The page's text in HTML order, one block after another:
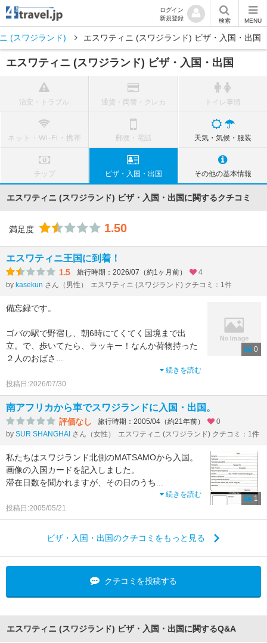
ログイン
新規登録
検索 MENU
(スワジランド) エスワティニ (スワジランド) ビザ・入国・出国
エスワティニ (スワジランド) ビザ・入国・出国
治安・トラブル 通貨・両替・クレカ トイレ事情
ネット・Wi-Fi・携帯 郵便・電話 天気・気候・服装
チップ ビザ・入国・出国 その他の基本情報
エスワティニ (スワジランド) ビザ・入国・出国に関するクチコミ
満足度 1.50
エスワティニ王国に到着！
1.5 旅行時期：2026/07（約1ヶ月前）
4
by kasekun さん（男性） エスワティニ (スワジランド) クチコミ：1件
備忘録です。
ゴバの駅で野宿し、朝6時にてくてく国境まで出
立。で、歩いてたら、ラッキー！なんか荷物持った
２人のおばさ
続きを読む
投稿日:2026/07/30
0
南アフリカから車でスワジランドに入国・出国。
評価なし 旅行時期：2005/04（約21年前）
0
by SUR SHANGHAI さん（女性） エスワティニ (スワジランド) クチコミ：1件
私たちはスワジランド北側のMATSAMOから入国。
画像の入国カードを記入しました。
滞在日数を聞かれますが、その日のうち
続きを読む
投稿日:2005/05/21
1
ビザ・入国・出国のクチコミをもっと見る
クチコミを投稿する
エスワティニ (スワジランド) ビザ・入国・出国に関するQ&A